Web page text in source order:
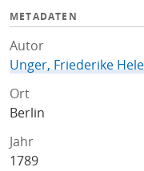
METADATEN
Autor
Unger, Friederike
Ort
Berlin
Jahr
1789